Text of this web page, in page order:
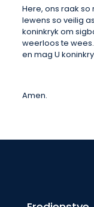
Here, ons raak
lewens so veilig
koninkryk om
weerloos te
en mag U
Amen.